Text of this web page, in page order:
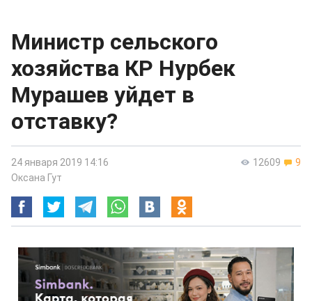
Министр сельского
хозяйства КР Нурбек
Мурашев уйдет в
отставку?
12609 9
24 января 2019 14:16
Оксана Гут